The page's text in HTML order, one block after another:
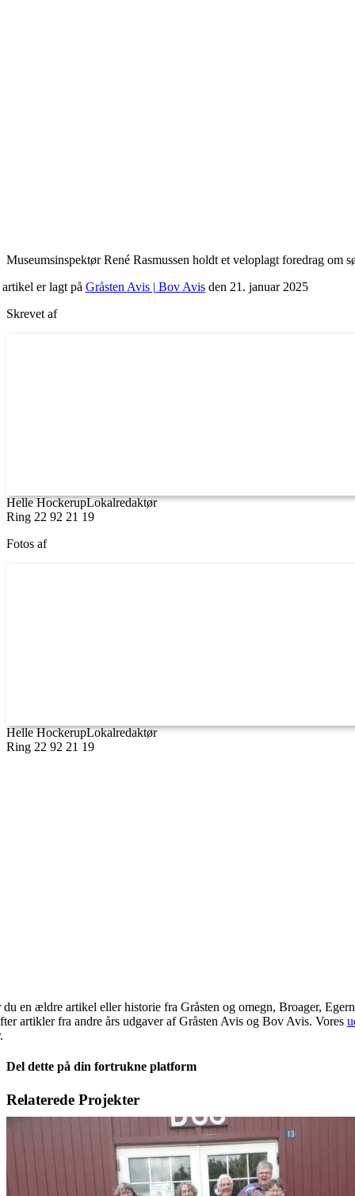
Museumsinspektør René Rasmussen holdt et veloplagt foredrag om
er lagt på Gråsten Avis | Bov Avisden 21. januar 2025
Skrevet af
Helle HockerupLokalredaktør
Ring 22 92 21 19
Fotos af
Helle HockerupLokalredaktør
Ring 22 92 21 19
du en ældre artikel eller historie fra Gråsten og omegn, Broager,
artikler fra andre års udgaver af Gråsten Avis og Bov Avis. Vores
Del dette på din fortrukne platform
Facebook
X
LinkedIn
E-
Relaterede Projekter